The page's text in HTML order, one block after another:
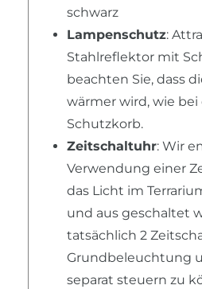
schwarz
Lampenschutz:
Stahlreflektor mit
beachten Sie, dass
wärmer wird, wie bei
Schutzkorb.
Zeitschaltuhr: Wir
Verwendung einer
das Licht im
und aus geschaltet
tatsächlich 2
Grundbeleuchtung
separat steuern zu